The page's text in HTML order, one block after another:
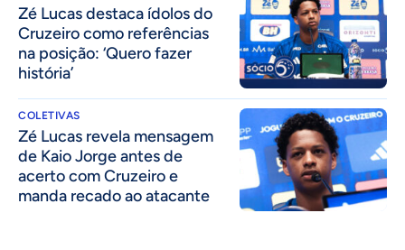
Zé Lucas destaca ídolos do
Cruzeiro como referências
na posição: ‘Quero fazer
história’
COLETIVAS
Zé Lucas revela mensagem
de Kaio Jorge antes de
acerto com Cruzeiro e
manda recado ao atacante